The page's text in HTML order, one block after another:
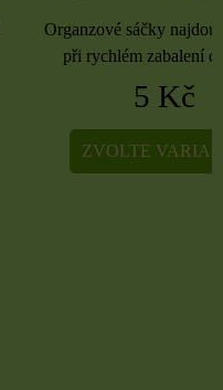
Organzové sáčky najdou
při rychlém zabalení
5 Kč
ZVOLTE